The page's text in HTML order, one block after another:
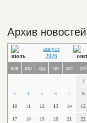
Архив новостей
август
2026
пон втр срд чет пят суб
1
3 4 5 6 7 8
10 11 12 13 14 15
17 18 19 20 21 22